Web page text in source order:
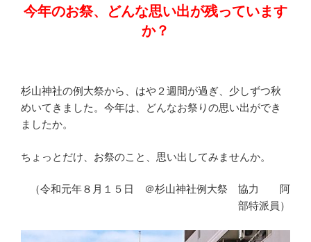
今年のお祭、どんな思い出が残っています
か？
杉山神社の例大祭から、はや２週間が過ぎ、少しずつ秋
めいてきました。今年は、どんなお祭りの思い出ができ
ましたか。
ちょっとだけ、お祭のこと、思い出してみませんか。
（令和元年８月１５日 ＠杉山神社例大祭 協力 阿
部特派員）